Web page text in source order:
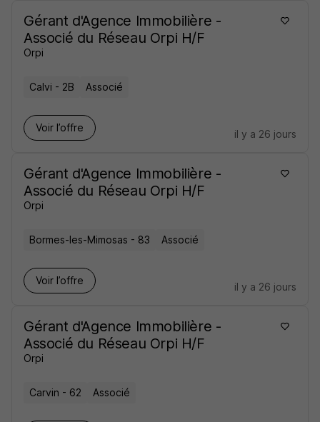
Gérant d'Agence Immobilière -
Associé du Réseau Orpi H/F
Orpi
Calvi - 2B Associé
Voir l’offre
il y a 26 jours
Gérant d'Agence Immobilière -
Associé du Réseau Orpi H/F
Orpi
Bormes-les-Mimosas - 83 Associé
Voir l’offre
il y a 26 jours
Gérant d'Agence Immobilière -
Associé du Réseau Orpi H/F
Orpi
Carvin - 62 Associé